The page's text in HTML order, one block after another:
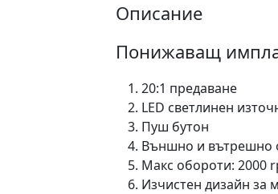
Описание
Понижаващ
20:1 предаване
LED светлинен
Пуш бутон
Външно и вътрешно
Макс обороти: 2000
Изчистен дизайн за